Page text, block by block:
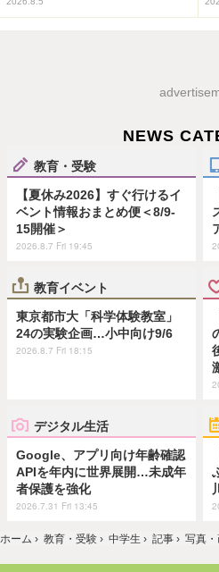
NEWS
教育・受験
【夏休み2026】すぐ行けるイ
ベント情報おまとめ便＜8/9-
15開催＞
2026.8.7 Fri 19:45
教育イベント
東京都市大「科学体験教室」
24の実験企画…小中向け9/6
2026.8.7 Fri 18:15
デジタル生活
Google、アプリ向け年齢確認
APIを年内に世界展開…未成年
者保護を強化
2026.7.31 Fri 13:45
ホーム › 教育・受験 › 中学生 › 記事 › 写真